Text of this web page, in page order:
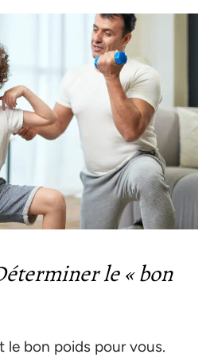
le « bon
le bon poids pour vous.